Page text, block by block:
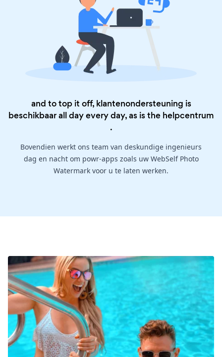
and to top it off, klantenondersteuning is
beschikbaar all day every day, as is the helpcentrum
.
Bovendien werkt ons team van deskundige ingenieurs
dag en nacht om powr-apps zoals uw WebSelf Photo
Watermark voor u te laten werken.